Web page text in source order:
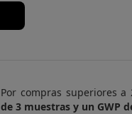
Por compras superiores
de 4 muestras y 2 GWP